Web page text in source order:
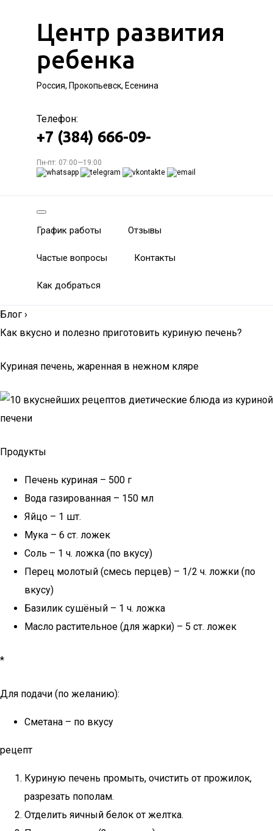
Центр развития
ребенка
Россия, Прокопьевск, Есенина
Телефон:
+7 (384) 666-09-
Пн-пт: 07:00—19:00
График работы Отзывы
Частые вопросы Контакты
Как добраться
Блог ›
Как вкусно и полезно приготовить куриную печень?
Куриная печень, жаренная в нежном кляре
Продукты
Печень куриная – 500 г
Вода газированная – 150 мл
Яйцо – 1 шт.
Мука – 6 ст. ложек
Соль – 1 ч. ложка (по вкусу)
Перец молотый (смесь перцев) – 1/2 ч. ложки (по
вкусу)
Базилик сушёный – 1 ч. ложка
Масло растительное (для жарки) – 5 ст. ложек
*
Для подачи (по желанию):
Сметана – по вкусу
рецепт
Куриную печень промыть, очистить от прожилок,
разрезать пополам.
Отделить яичный белок от желтка.